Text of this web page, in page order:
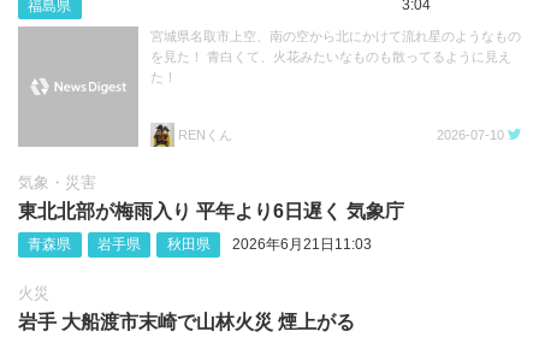
福島県 3:04
宮城県名取市上空、南の空から北にかけて流れ星のようなもの
を見た！ 青白くて、火花みたいなものも散ってるように見え
た！
RENくん 2026-07-10
気象・災害
東北北部が梅雨入り 平年より6日遅く 気象庁
青森県 岩手県 秋田県 2026年6月21日11:03
火災
岩手 大船渡市末崎で山林火災 煙上がる